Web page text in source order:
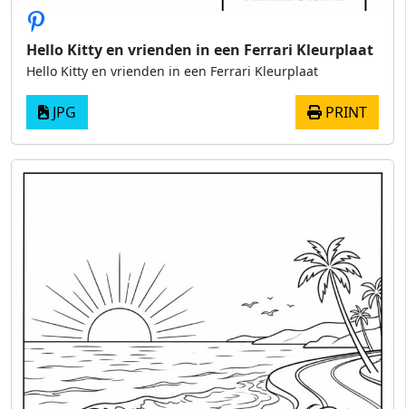
Hello Kitty en vrienden in een Ferrari Kleurplaat
Hello Kitty en vrienden in een Ferrari Kleurplaat
JPG PRINT